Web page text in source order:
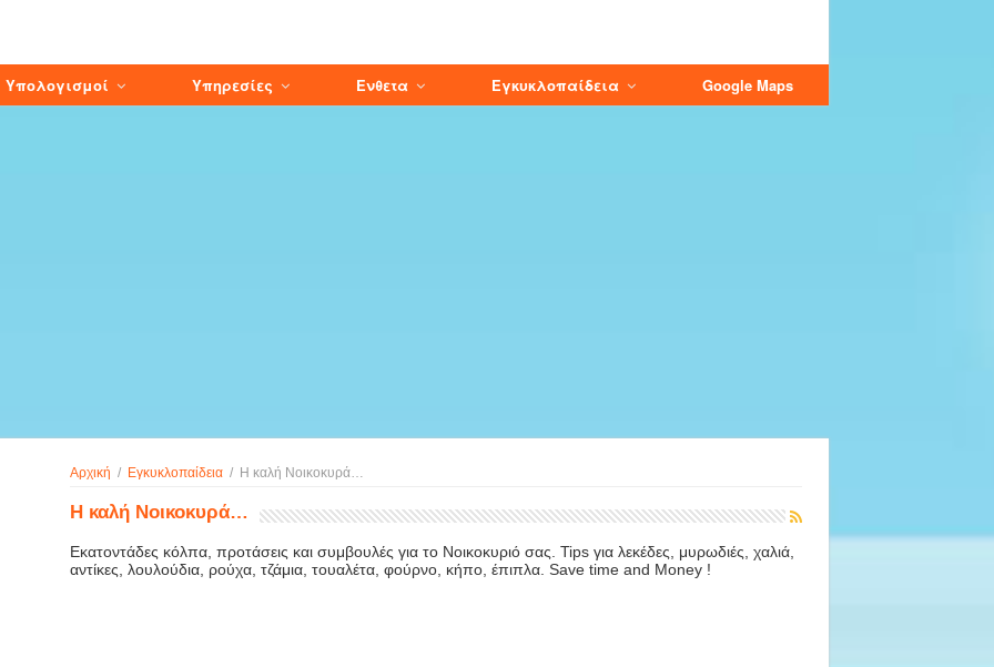
Υπολογισμοί Υπηρεσίες Ενθετα Εγκυκλοπαίδεια Google Maps
Αρχική / Εγκυκλοπαίδεια / Η καλή Νοικοκυρά…
Η καλή Νοικοκυρά…
Εκατοντάδες κόλπα, προτάσεις και συμβουλές για το Νοικοκυριό σας. Tips για λεκέδες, μυρωδιές, χαλιά,
αντίκες, λουλούδια, ρούχα, τζάμια, τουαλέτα, φούρνο, κήπο, έπιπλα. Save time and Money !